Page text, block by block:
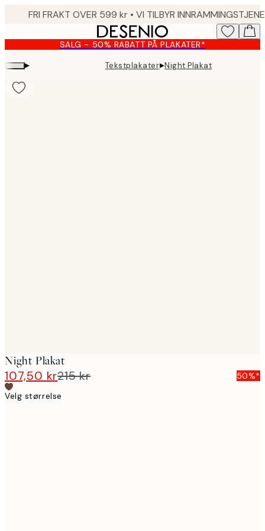
content.
SALG - 50% RABATT PÅ PLAKATER*
▸ Tekstplakater▸Night Plakat
Night Plakat
107,50 kr215 kr
50%*
Velg størrelse